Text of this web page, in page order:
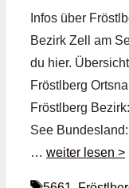
Infos über
Bezirk Zell am
du hier.
Fröstlberg
Fröstlberg
See
… weiter lesen >